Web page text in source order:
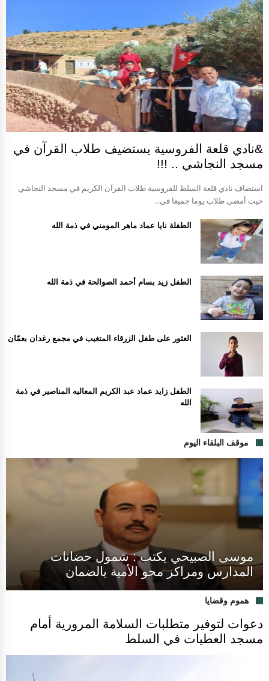
&نادي قلعة الفروسية يستضيف طلاب القرآن في
مسجد النجاشي .. !!!
استضاف نادي قلعة السلط للفروسية طلاب القرآن الكريم في مسجد النجاشي
حيث أمضى طلاب يوما جميعا في...
الطفلة نايا عماد ماهر المومني في ذمة الله
الطفل زيد بسام أحمد الصوالحة في ذمة الله
العثور على طفل الزرقاء المتغيب في مجمع رغدان بعمّان
الطفل زايد عماد عبد الكريم المعاليه المناصير في ذمة
الله
موقف البلقاء اليوم
موسى الصبيحي يكتب : شمول حضانات
المدارس ومراكز محو الأمية بالضمان
هموم وقضايا
دعوات لتوفير متطلبات السلامة المرورية أمام
مسجد العطيات في السلط